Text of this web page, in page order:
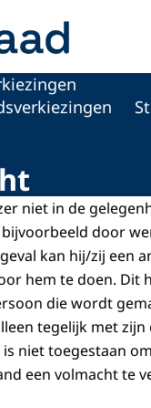
niet in de
door
kan hij/zij een
hem te doen. Dit
die wordt
tegelijk met zijn
niet toegestaan
een volmacht te